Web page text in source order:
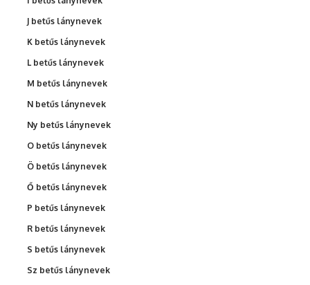
J betűs lánynevek
K betűs lánynevek
L betűs lánynevek
M betűs lánynevek
N betűs lánynevek
Ny betűs lánynevek
O betűs lánynevek
Ö betűs lánynevek
Ő betűs lánynevek
P betűs lánynevek
R betűs lánynevek
S betűs lánynevek
Sz betűs lánynevek